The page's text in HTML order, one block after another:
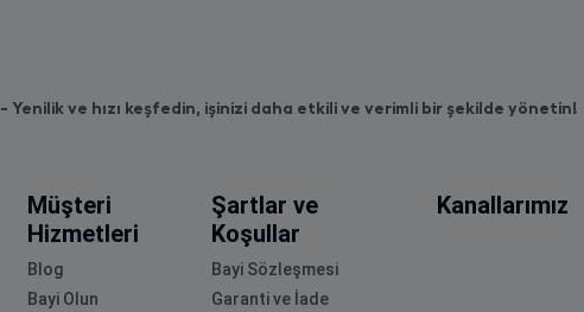
- Yenilik ve hızı keşfedin, işinizi daha etkili ve verimli bir şekilde yönetin!
Müşteri
Hizmetleri
Blog
Bayi Olun
Şartlar ve
Koşullar
Bayi Sözleşmesi
Garanti ve İade
Kanallarımız